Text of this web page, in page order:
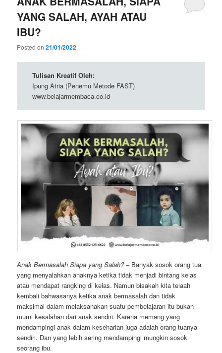
YANG SALAH, AYAH ATAU
IBU?
Posted on21/01/2022
Tulisan Kreatif Oleh:
Ipung Atria (Penemu Metode FAST)
www.belajarmembaca.co.id
Anak Bermasalah Siapa yang Salah?– Banyak sosok orang tua
yang menyalahkan anaknya ketika tidak menjadi bintang kelas
atau mendapat rangking di kelas. Namun bisakah kita telaah
kembali bahwasanya ketika anak bermasalah dan tidak
maksimal dalam melaksanakan suatu pembelajaran itu bukan
murni kesalahan dari anak sendiri. Karena memang yang
mendampingi anak dalam keseharian juga adalah orang tuanya
sendiri. Dan yang lebih sering mendampingi mungkin sosok
seorang ibu.